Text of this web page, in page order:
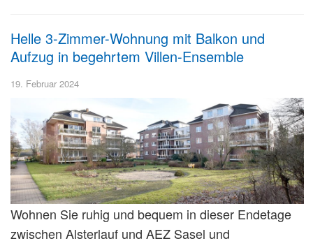
Helle 3-Zimmer-Wohnung mit Balkon und
Aufzug in begehrtem Villen-Ensemble
19. Februar 2024
Wohnen Sie ruhig und bequem in dieser Endetage
zwischen Alsterlauf und AEZ Sasel und